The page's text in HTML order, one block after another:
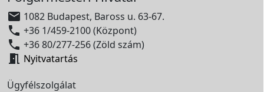
 1082 Budapest, Baross u. 63-67.
 +36 1/459-2100 (Központ)
 +36 80/277-256 (Zöld szám)
 Nyitvatartás
Ügyfélszolgálat